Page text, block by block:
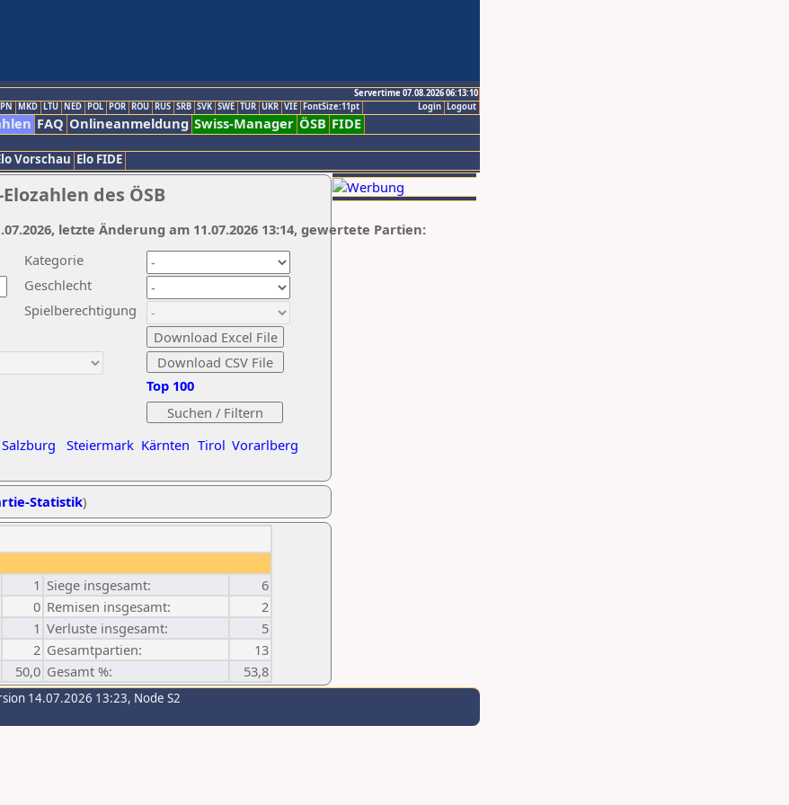
Servertime 07.08.2026 06:13:10
Logout
Login
MKD LTU NED POL POR ROU RUS SRB SVK SWE TUR UKR VIE FontSize:11pt
FAQ Onlineanmeldung Swiss-Manager ÖSB FIDE
Vorschau Elo FIDE
des ÖSB
Kategorie
Geschlecht
Spielberechtigung
Salzburg Steiermark Kärnten Tirol Vorarlberg
Top 100
letzte Änderung am 11.07.2026 13:14, gewertete Partien:
Statistik)
1 Siege insgesamt:
6
0 Remisen insgesamt:
2
1 Verluste insgesamt:
5
2 Gesamtpartien:
13
50,0 Gesamt %: 53,8
14.07.2026 13:23, Node S2